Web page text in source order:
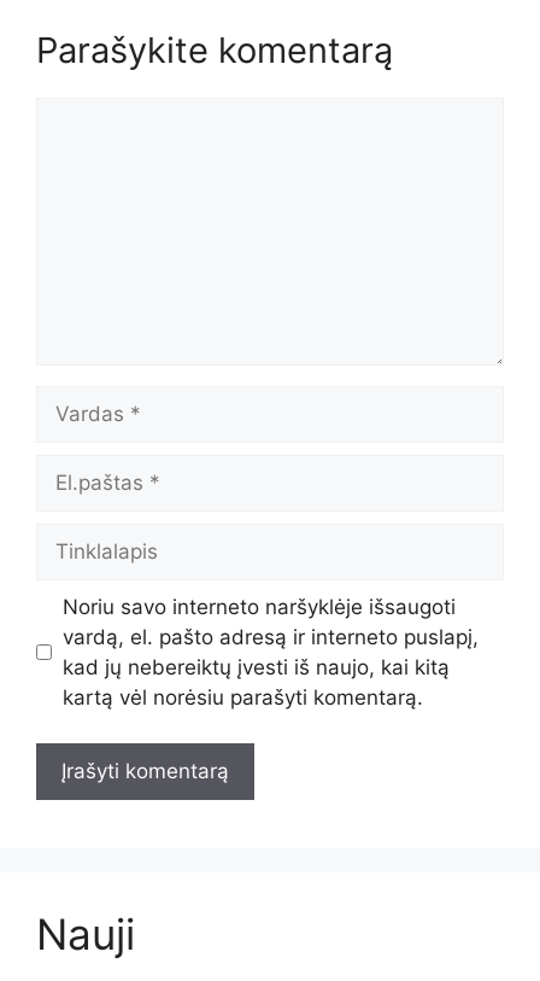
Parašykite komentarą
Noriu savo interneto naršyklėje išsaugoti
vardą, el. pašto adresą ir interneto puslapį,
kad jų nebereiktų įvesti iš naujo, kai kitą
kartą vėl norėsiu parašyti komentarą.
Nauji